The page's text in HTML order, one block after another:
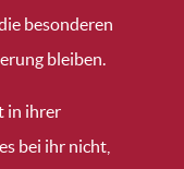
besonderen
bleiben.
in ihrer
bei ihr nicht,